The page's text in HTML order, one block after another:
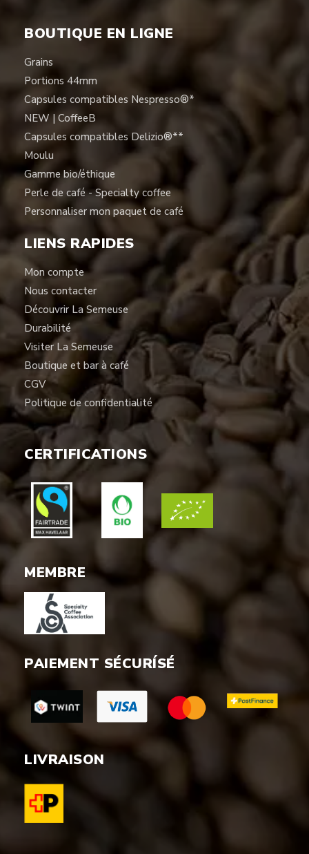
BOUTIQUE EN LIGNE
Grains
Portions 44mm
Capsules compatibles Nespresso®*
NEW | CoffeeB
Capsules compatibles Delizio®**
Moulu
Gamme bio/éthique
Perle de café - Specialty coffee
Personnaliser mon paquet de café
LIENS RAPIDES
Mon compte
Nous contacter
Découvrir La Semeuse
Durabilité
Visiter La Semeuse
Boutique et bar à café
CGV
Politique de confidentialité
CERTIFICATIONS
MEMBRE
PAIEMENT SÉCURÍSÉ
LIVRAISON